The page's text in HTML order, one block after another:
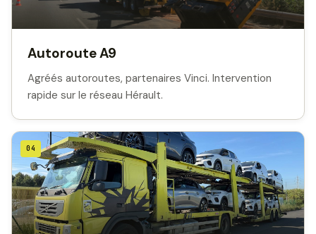
Autoroute A9
Agréés autoroutes, partenaires Vinci. Intervention
rapide sur le réseau Hérault.
04